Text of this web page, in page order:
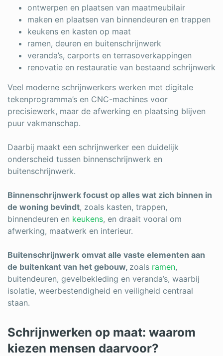
ontwerpen en plaatsen van maatmeubilair
maken en plaatsen van binnendeuren en trappen
keukens en kasten op maat
ramen, deuren en buitenschrijnwerk
veranda’s, carports en terrasoverkappingen
renovatie en restauratie van bestaand schrijnwerk
Veel moderne schrijnwerkers werken met digitale
tekenprogramma’s en CNC-machines voor
precisiewerk, maar de afwerking en plaatsing blijven
puur vakmanschap.
Daarbij maakt een schrijnwerker een duidelijk
onderscheid tussen binnenschrijnwerk en
buitenschrijnwerk.
Binnenschrijnwerk focust op alles wat zich binnen in
de woning bevindt, zoals kasten, trappen,
binnendeuren en keukens, en draait vooral om
afwerking, maatwerk en interieur.
Buitenschrijnwerk omvat alle vaste elementen aan
de buitenkant van het gebouw, zoals ramen,
buitendeuren, gevelbekleding en veranda’s, waarbij
isolatie, weerbestendigheid en veiligheid centraal
staan.
Schrijnwerken op maat: waarom
kiezen mensen daarvoor?